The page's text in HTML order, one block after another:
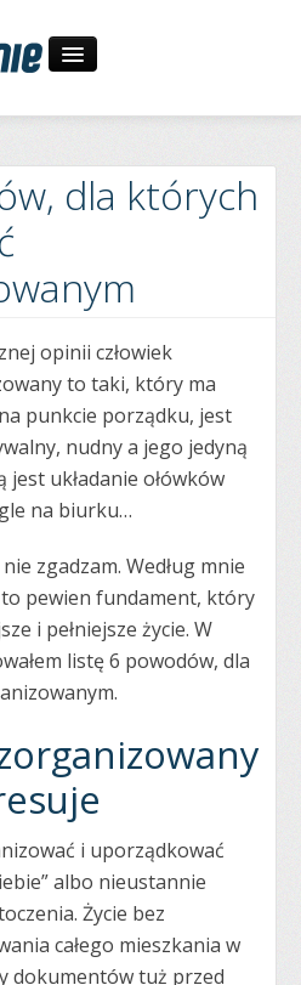
dla których
opinii człowiek
to taki, który ma
punkcie porządku, jest
nudny a jego jedyną
jest układanie ołówków
na biurku…
zgadzam. Według mnie
pewien fundament, który
i pełniejsze życie. W
listę 6 powodów, dla
i uporządkować
albo nieustannie
Życie bez
całego mieszkania w
dokumentów tuż przed